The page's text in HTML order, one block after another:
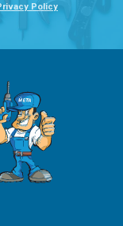
Policy